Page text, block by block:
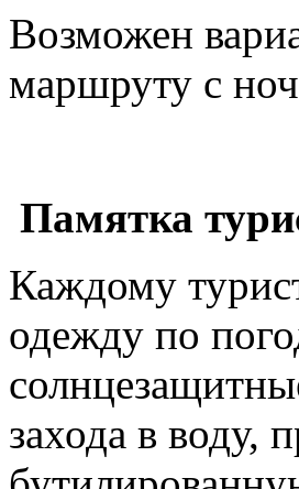
Возможен
маршруту с
Памятка
Каждому
одежду по
захода в воду,